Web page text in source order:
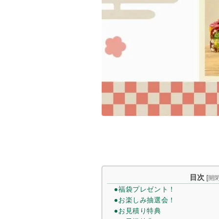
目次 [開
●福袋プレゼント！
●お楽しみ抽選会！
●お見積り特典